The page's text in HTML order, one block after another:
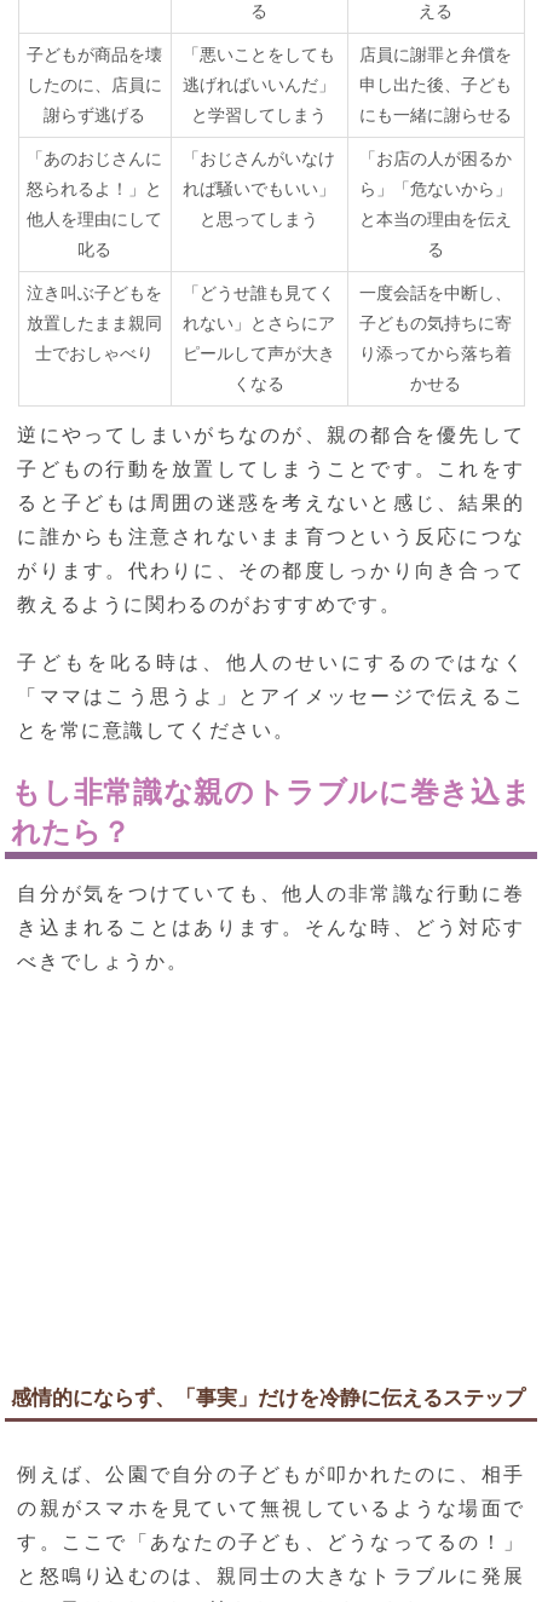
る
える
子どもが商品を壊
したのに、店員に
謝らず逃げる
「悪いことをしても
逃げればいいんだ」
と学習してしまう
店員に謝罪と弁償を
申し出た後、子ども
にも一緒に謝らせる
「あのおじさんに
怒られるよ！」と
他人を理由にして
叱る
「おじさんがいなけ
れば騒いでもいい」
と思ってしまう
「お店の人が困るか
ら」「危ないから」
と本当の理由を伝え
る
泣き叫ぶ子どもを
放置したまま親同
士でおしゃべり
「どうせ誰も見てく
れない」とさらにア
ピールして声が大き
くなる
一度会話を中断し、
子どもの気持ちに寄
り添ってから落ち着
かせる
逆にやってしまいがちなのが、親の都合を優先して
子どもの行動を放置してしまうことです。これをす
ると子どもは周囲の迷惑を考えないと感じ、結果的
に誰からも注意されないまま育つという反応につな
がります。代わりに、その都度しっかり向き合って
教えるように関わるのがおすすめです。
子どもを叱る時は、他人のせいにするのではなく
「ママはこう思うよ」とアイメッセージで伝えるこ
とを常に意識してください。
もし非常識な親のトラブルに巻き込ま
れたら？
自分が気をつけていても、他人の非常識な行動に巻
き込まれることはあります。そんな時、どう対応す
べきでしょうか。
感情的にならず、「事実」だけを冷静に伝えるステップ
例えば、公園で自分の子どもが叩かれたのに、相手
の親がスマホを見ていて無視しているような場面で
す。ここで「あなたの子ども、どうなってるの！」
と怒鳴り込むのは、親同士の大きなトラブルに発展